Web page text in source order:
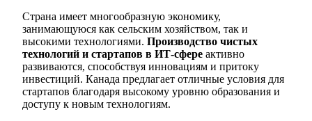
Страна имеет многообразную экономику,
занимающуюся как сельским хозяйством, так и
высокими технологиями. Производство чистых
технологий и стартапов в ИТ-сфере активно
развиваются, способствуя инновациям и притоку
инвестиций. Канада предлагает отличные условия для
стартапов благодаря высокому уровню образования и
доступу к новым технологиям.